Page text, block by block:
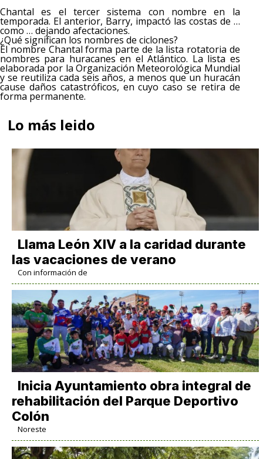
Chantal es el tercer sistema con nombre en la
temporada. El anterior, Barry, impactó las costas de …
como … dejando afectaciones.
¿Qué significan los nombres de ciclones?
El nombre Chantal forma parte de la lista rotatoria de
nombres para huracanes en el Atlántico. La lista es
elaborada por la Organización Meteorológica Mundial
y se reutiliza cada seis años, a menos que un huracán
cause daños catastróficos, en cuyo caso se retira de
forma permanente.
Lo más leido
Llama León XIV a la caridad durante
las vacaciones de verano
Con información de
Inicia Ayuntamiento obra integral de
rehabilitación del Parque Deportivo
Colón
Noreste